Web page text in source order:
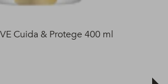
Cuida & Protege 400 ml